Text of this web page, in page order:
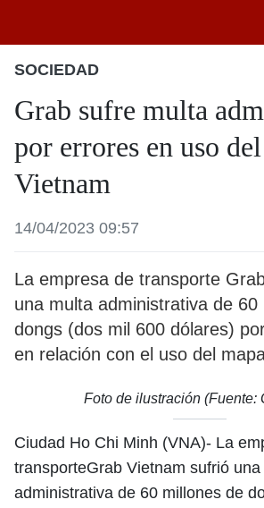
SOCIEDAD
Grab sufre multa
por errores en uso
Vietnam
14/04/2023 09:57
La empresa de transporte
una multa administrativa de 60
dongs (dos mil 600 dólares)
en relación con el uso del
Foto de ilustración (Fuente:
Ciudad Ho Chi Minh (VNA)- La
transporteGrab Vietnam sufrió
administrativa de 60 millones de